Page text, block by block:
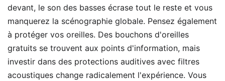
devant, le son des basses écrase tout le reste et vous
manquerez la scénographie globale. Pensez également
à protéger vos oreilles. Des bouchons d'oreilles
gratuits se trouvent aux points d'information, mais
investir dans des protections auditives avec filtres
acoustiques change radicalement l'expérience. Vous